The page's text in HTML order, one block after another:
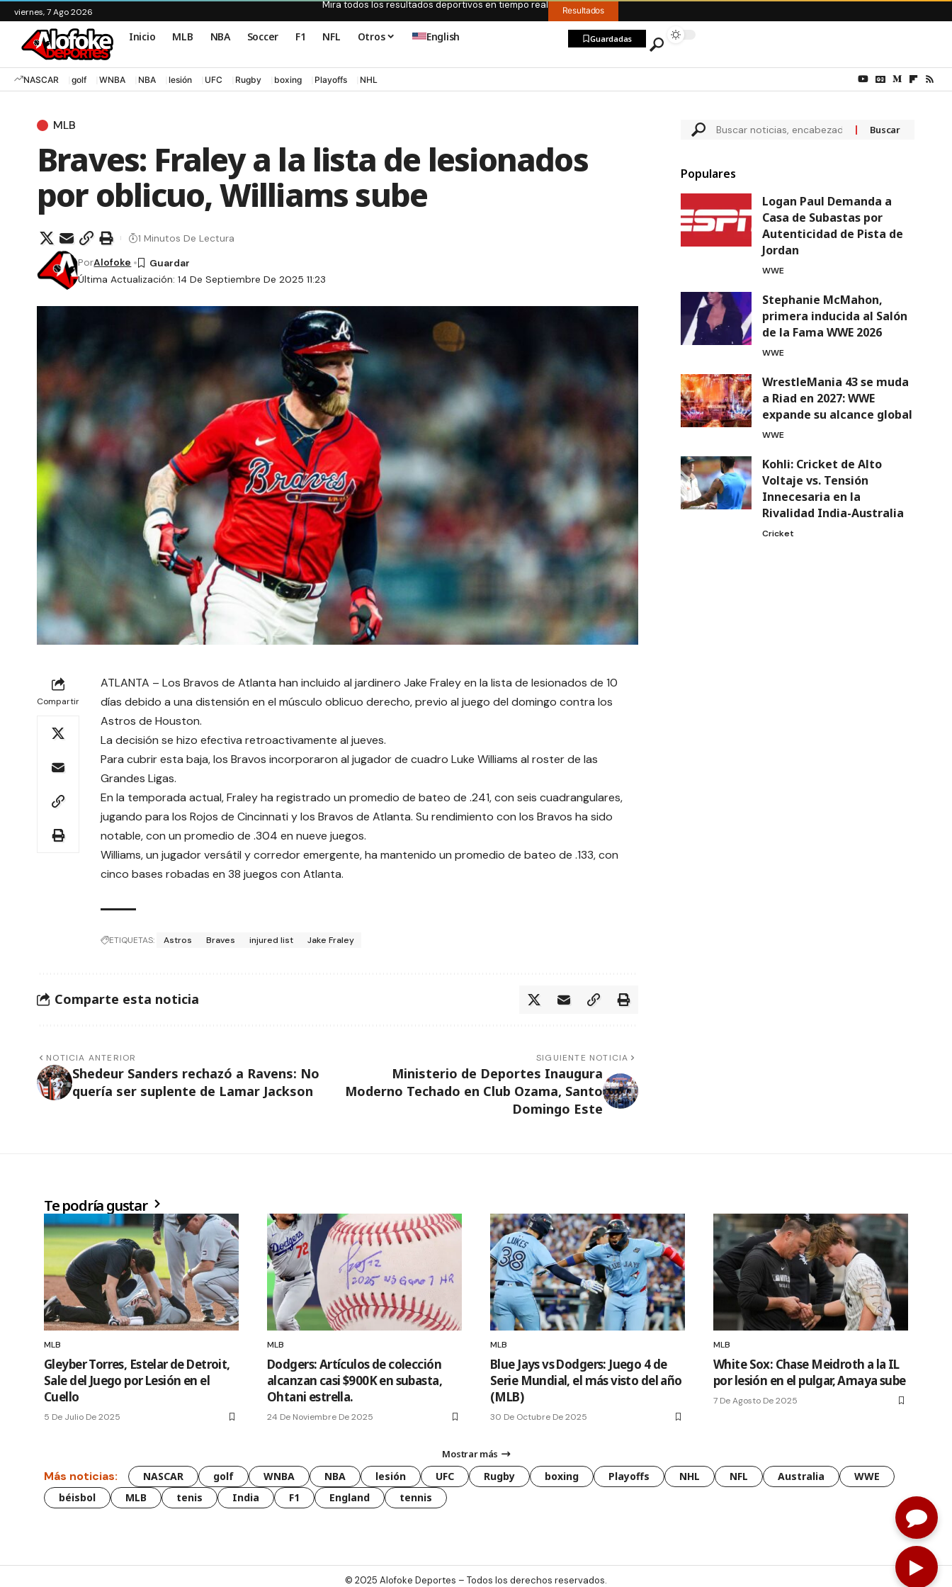
viernes, 7 Ago 2026
Mira todos los resultados deportivos en tiempo real Resultados
Inicio MLB NBA Soccer F1 NFL Otros English Guardadas
NASCAR golf WNBA NBA lesión UFC Rugby boxing Playoffs NHL
MLB
Braves: Fraley a la lista de lesionados
por oblicuo, Williams sube
Última Actualización: 14 De Septiembre De 2025 11:23
PorAlofoke
1 Minutos De Lectura
Compartir
ATLANTA – Los Bravos de Atlanta han incluido al jardinero Jake Fraley en la lista de lesionados de 10
días debido a una distensión en el músculo oblicuo derecho, previo al juego del domingo contra los
Astros de Houston.
La decisión se hizo efectiva retroactivamente al jueves.
Para cubrir esta baja, los Bravos incorporaron al jugador de cuadro Luke Williams al roster de las
Grandes Ligas.
En la temporada actual, Fraley ha registrado un promedio de bateo de .241, con seis cuadrangulares,
jugando para los Rojos de Cincinnati y los Bravos de Atlanta. Su rendimiento con los Bravos ha sido
notable, con un promedio de .304 en nueve juegos.
Williams, un jugador versátil y corredor emergente, ha mantenido un promedio de bateo de .133, con
cinco bases robadas en 38 juegos con Atlanta.
ETIQUETAS: Astros Braves injured list Jake Fraley
Comparte esta noticia
NOTICIA ANTERIOR
Shedeur Sanders rechazó a Ravens: No
quería ser suplente de Lamar Jackson
SIGUIENTE NOTICIA
Ministerio de Deportes Inaugura
Moderno Techado en Club Ozama, Santo
Domingo Este
Populares
Logan Paul Demanda a
Casa de Subastas por
Autenticidad de Pista de
Jordan
WWE
Stephanie McMahon,
primera inducida al Salón
de la Fama WWE 2026
WWE
WrestleMania 43 se muda
a Riad en 2027: WWE
expande su alcance global
WWE
Kohli: Cricket de Alto
Voltaje vs. Tensión
Innecesaria en la
Rivalidad India-Australia
Cricket
Te podría gustar
MLB
Gleyber Torres, Estelar de Detroit,
Sale del Juego por Lesión en el
Cuello
5 De Julio De 2025
MLB
Dodgers: Artículos de colección
alcanzan casi $900K en subasta,
Ohtani estrella.
24 De Noviembre De 2025
MLB
Blue Jays vs Dodgers: Juego 4 de
Serie Mundial, el más visto del año
(MLB)
30 De Octubre De 2025
MLB
White Sox: Chase Meidroth a la IL
por lesión en el pulgar, Amaya sube
7 De Agosto De 2025
Mostrar más
Más noticias: NASCAR golf WNBA NBA lesión UFC Rugby boxing Playoffs NHL NFL Australia
WWE
béisbol
MLB tenis India F1 England tennis
© 2025 Alofoke Deportes – Todos los derechos reservados.